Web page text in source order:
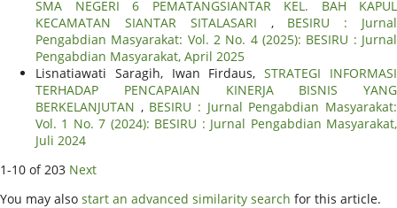
SMA NEGERI 6 PEMATANGSIANTAR KEL. BAH KAPUL
KECAMATAN SIANTAR SITALASARI , BESIRU : Jurnal
Pengabdian Masyarakat: Vol. 2 No. 4 (2025): BESIRU : Jurnal
Pengabdian Masyarakat, April 2025
Lisnatiawati Saragih, Iwan Firdaus,STRATEGI INFORMASI
TERHADAP PENCAPAIAN KINERJA BISNIS YANG
BERKELANJUTAN , BESIRU : Jurnal Pengabdian Masyarakat:
Vol. 1 No. 7 (2024): BESIRU : Jurnal Pengabdian Masyarakat,
Juli 2024
1-10 of 203 Next
You may also start an advanced similarity search for this article.